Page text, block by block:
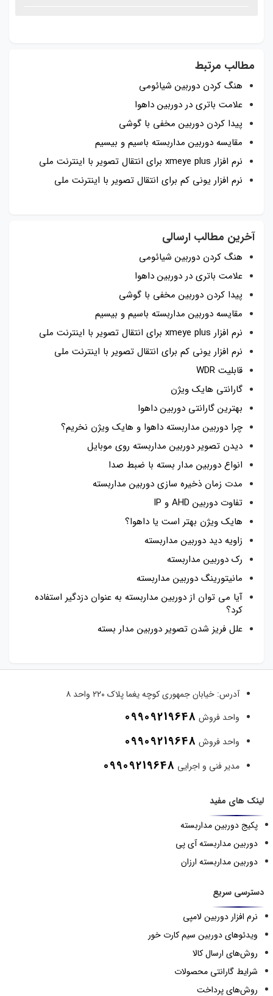
مطالب مرتبط
هنگ کردن دوربین شیائومی
علامت باتری در دوربین داهوا
پیدا کردن دوربین مخفی با گوشی
مقایسه دوربین مداربسته باسیم و بیسیم
نرم افزار xmeye plus برای انتقال تصویر با اینترنت ملی
نرم افزار یونی کم برای انتقال تصویر با اینترنت ملی
آخرین مطالب ارسالی
هنگ کردن دوربین شیائومی
علامت باتری در دوربین داهوا
پیدا کردن دوربین مخفی با گوشی
مقایسه دوربین مداربسته باسیم و بیسیم
نرم افزار xmeye plus برای انتقال تصویر با اینترنت ملی
نرم افزار یونی کم برای انتقال تصویر با اینترنت ملی
قابلیت WDR
گارانتی هایک ویژن
بهترین گارانتی دوربین داهوا
چرا دوربین مداربسته داهوا و هایک ویژن نخریم؟
دیدن تصویر دوربین مداربسته روی موبایل
انواع دوربین مدار بسته با ضبط صدا
مدت زمان ذخیره سازی دوربین مداربسته
تفاوت دوربین AHD و IP
هایک ویژن بهتر است یا داهوا؟
زاویه دید دوربین مداربسته
رک دوربین مداربسته
مانیتورینگ دوربین مداربسته
آیا می توان از دوربین مداربسته به عنوان دزدگیر استفاده
کرد؟
علل فریز شدن تصویر دوربین مدار بسته
آدرس: خیابان جمهوری کوچه یغما پلاک ۲۲۰ واحد ۸
واحد فروش 09909219648
واحد فروش 09909219648
مدیر فنی و اجرایی 09909219648
لینک های مفید
پکیج دوربین مداربسته
دوربین مداربسته آی پی
دوربین مداربسته ارزان
دسترسی سریع
نرم افزار دوربین لامپی
ویدئوهای دوربین سیم کارت خور
روش‌های ارسال کالا
شرایط گارانتی محصولات
روش‌های پرداخت